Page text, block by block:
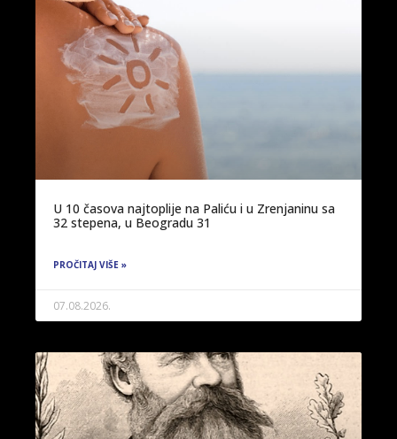
U 10 časova najtoplije na Paliću i u Zrenjaninu sa
32 stepena, u Beogradu 31
PROČITAJ VIŠE »
07.08.2026.